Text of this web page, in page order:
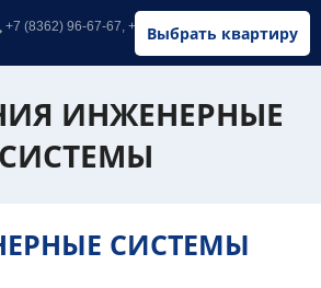
Выбрать квартиру
+7 (8362) 96-67-67, +7 (902) 326-67-67
ИНЖЕНЕРНЫЕ
СИСТЕМЫ
СИСТЕМЫ